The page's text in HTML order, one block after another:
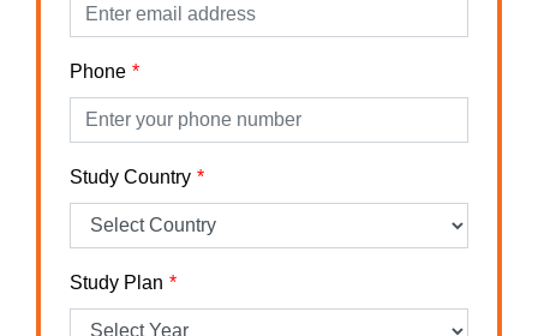
Phone
Study Country
Study Plan